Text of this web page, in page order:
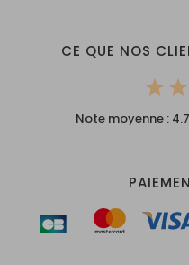
CE QUE NOS
Note moyenne :